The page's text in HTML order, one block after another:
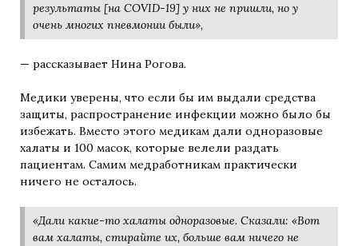
результаты [на COVID-19] у них не пришли, но у
очень многих пневмонии были»,
— рассказывает Нина Рогова.
Медики уверены, что если бы им выдали средства
защиты, распространение инфекции можно было бы
избежать. Вместо этого медикам дали одноразовые
халаты и 100 масок, которые велели раздать
пациентам. Самим медработникам практически
ничего не осталось.
«Дали какие-то халаты одноразовые. Сказали: «Вот
вам халаты, стирайте их, больше вам ничего не